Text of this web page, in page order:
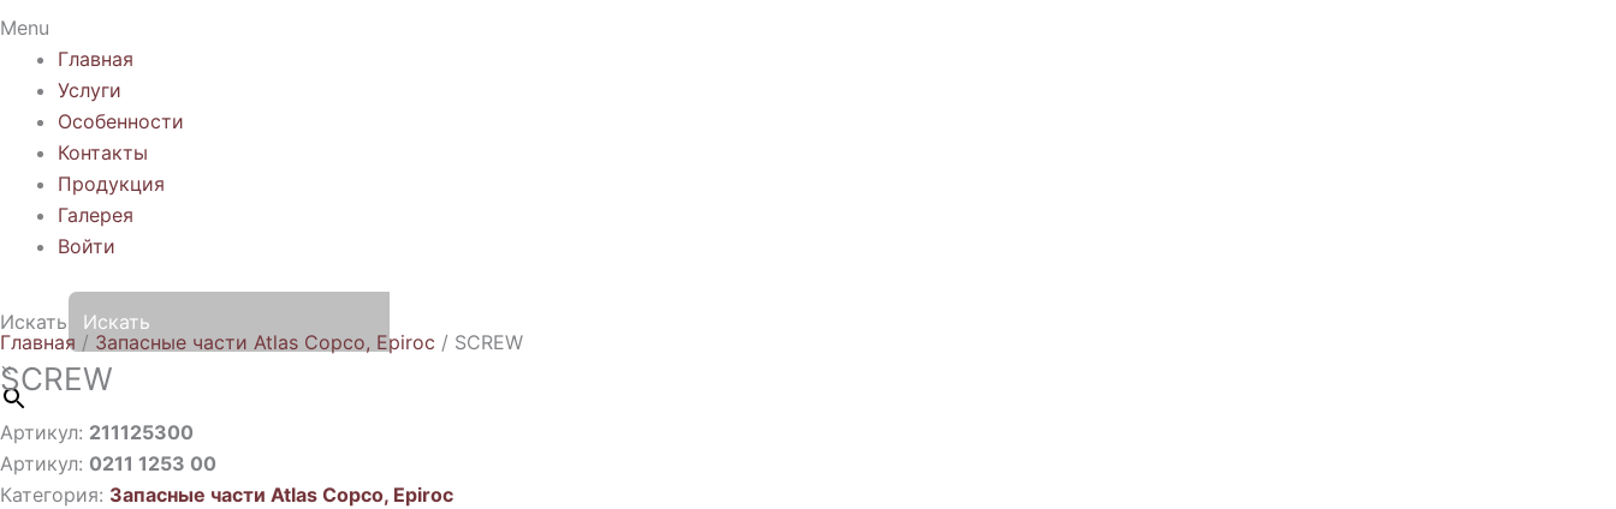
Menu
Главная
Услуги
Особенности
Контакты
Продукция
Галерея
Войти
Искать
×
Главная / Запасные части Atlas Copco, Epiroc / SCREW
SCREW
Артикул: 211125300
Артикул: 0211 1253 00
Категория: Запасные части Atlas Copco, Epiroc